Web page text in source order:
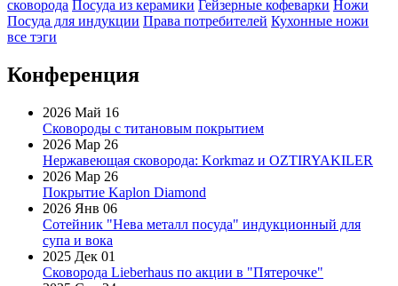
сковорода Посуда из керамики Гейзерные кофеварки Ножи
Посуда для индукции Права потребителей Кухонные ножи
все тэги
Конференция
2026 Май 16
Сковороды с титановым покрытием
2026 Мар 26
Нержавеющая сковорода: Korkmaz и OZTIRYAKILER
2026 Мар 26
Покрытие Kaplon Diamond
2026 Янв 06
Сотейник "Нева металл посуда" индукционный для
супа и вока
2025 Дек 01
Сковорода Lieberhaus по акции в "Пятерочке"